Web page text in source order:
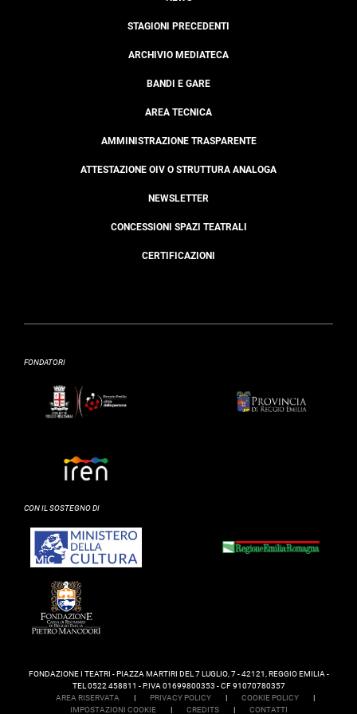
STAGIONI PRECEDENTI
ARCHIVIO MEDIATECA
BANDI E GARE
AREA TECNICA
AMMINISTRAZIONE TRASPARENTE
ATTESTAZIONE OIV O STRUTTURA ANALOGA
NEWSLETTER
CONCESSIONI SPAZI TEATRALI
CERTIFICAZIONI
FONDATORI
CON IL SOSTEGNO DI
FONDAZIONE I TEATRI - PIAZZA MARTIRI DEL 7 LUGLIO, 7 - 42121, REGGIO EMILIA -
TEL 0522 458811 - P.IVA 01699800353 - CF 91070780357
AREA RISERVATA
| PRIVACY POLICY | COOKIE POLICY
|
IMPOSTAZIONI COOKIE
| CREDITS | CONTATTI